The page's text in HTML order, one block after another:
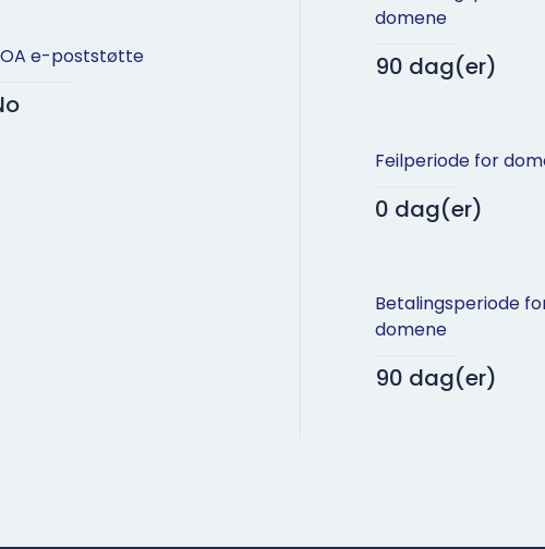
e-poststøtte
domene
90 dag(er)
Feilperiode for
0 dag(er)
Betalingsperiode
domene
90 dag(er)